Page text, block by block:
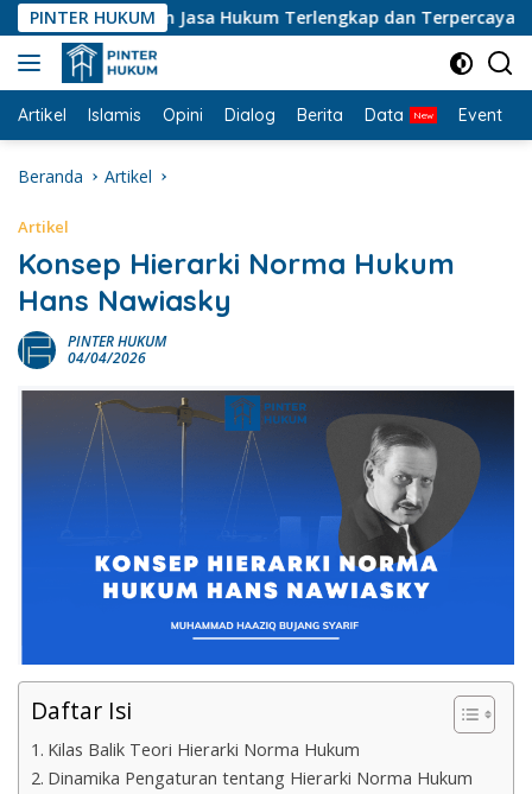
Langsung
ke
konten
PINTER HUKUM
Layanan Jasa Hukum Terlengkap dan Terpercaya di
Artikel Islamis Opini Dialog Berita Data Event
Beranda Artikel
Artikel
Konsep Hierarki Norma Hukum
Hans Nawiasky
PINTER HUKUM
04/04/2026
Daftar Isi
Kilas Balik Teori Hierarki Norma Hukum
Dinamika Pengaturan tentang Hierarki Norma Hukum